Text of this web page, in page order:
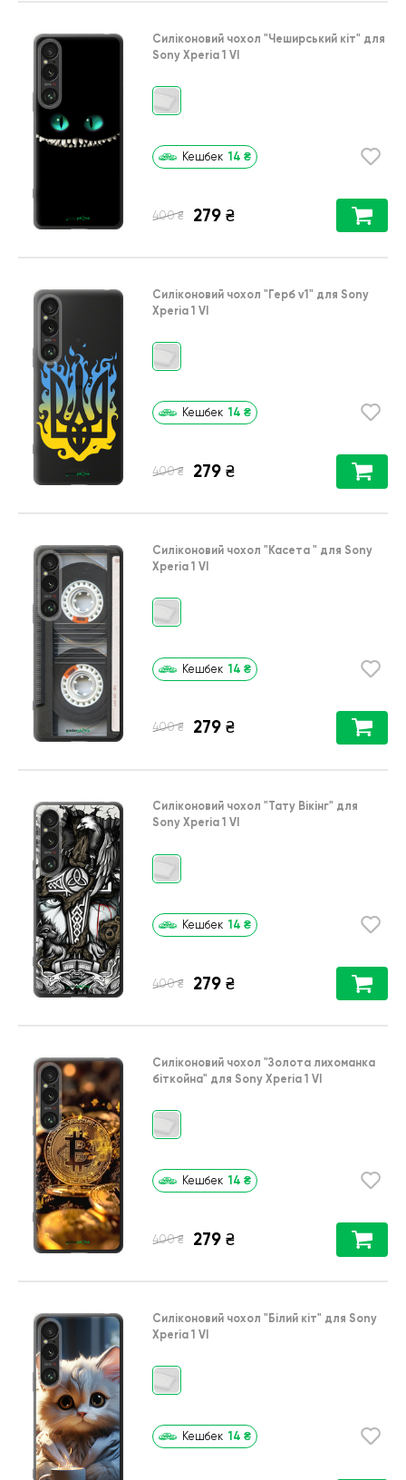
Силіконовий чохол "Чеширський кіт" для
Sony Xperia 1 VI
Кешбек 14 ₴
400 ₴ 279 ₴
Силіконовий чохол "Герб v1" для Sony
Xperia 1 VI
Кешбек 14 ₴
400 ₴ 279 ₴
Силіконовий чохол "Касета " для Sony
Xperia 1 VI
Кешбек 14 ₴
400 ₴ 279 ₴
Силіконовий чохол "Тату Вікінг" для
Sony Xperia 1 VI
Кешбек 14 ₴
400 ₴ 279 ₴
Силіконовий чохол "Золота лихоманка
біткойна" для Sony Xperia 1 VI
Кешбек 14 ₴
400 ₴ 279 ₴
Силіконовий чохол "Білий кіт" для Sony
Xperia 1 VI
Кешбек 14 ₴